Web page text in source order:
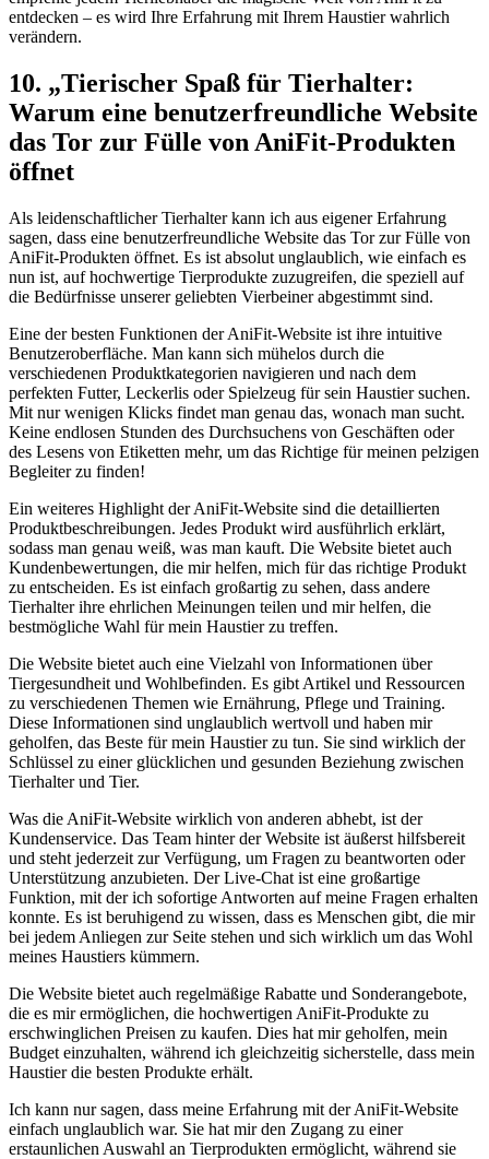
entdecken⁢ – es wird Ihre Erfahrung mit Ihrem Haustier wahrlich
verändern.
10.⁢ „Tierischer Spaß für ⁢Tierhalter:⁤
Warum⁢ eine​ benutzerfreundliche Website
das Tor⁢ zur Fülle von AniFit-Produkten
öffnet
Als leidenschaftlicher Tierhalter ⁣kann ich aus eigener Erfahrung⁤
sagen, dass eine‌ benutzerfreundliche Website das Tor zur Fülle von
AniFit-Produkten öffnet. Es ist absolut unglaublich, wie einfach es
nun ​ist, auf hochwertige Tierprodukte zuzugreifen, die speziell auf
⁤die Bedürfnisse unserer geliebten Vierbeiner abgestimmt sind.
Eine der besten Funktionen der AniFit-Website ist ihre intuitive
Benutzeroberfläche. Man kann sich mühelos ​durch die
verschiedenen‍ Produktkategorien navigieren und ⁤nach dem
perfekten Futter, Leckerlis oder ‌Spielzeug für sein Haustier suchen.⁣
Mit nur wenigen Klicks findet man genau das, wonach man sucht.
Keine endlosen Stunden des Durchsuchens von Geschäften ⁢oder
des Lesens von Etiketten mehr, um das Richtige für meinen ‌pelzigen⁤
Begleiter zu finden!
Ein weiteres Highlight der AniFit-Website sind die detaillierten⁢
Produktbeschreibungen. Jedes Produkt wird ausführlich erklärt,
sodass man genau ⁤weiß, was​ man kauft. Die Website⁢ bietet auch
Kundenbewertungen, die mir helfen, mich für das⁣ richtige Produkt
zu ‌entscheiden. Es ist einfach⁤ großartig‍ zu ​sehen, dass⁤ andere
Tierhalter ihre ehrlichen ‌Meinungen teilen und mir helfen, die
bestmögliche Wahl für⁣ mein Haustier ‌zu treffen. ⁢
Die ⁣Website bietet auch eine⁣ Vielzahl von Informationen über
Tiergesundheit und ‍Wohlbefinden. Es gibt Artikel und ‍Ressourcen
zu verschiedenen‌ Themen wie Ernährung, Pflege ⁤und Training.
Diese⁤ Informationen sind unglaublich wertvoll und haben mir
geholfen, das Beste für mein Haustier⁢ zu tun. Sie sind wirklich ⁣der
Schlüssel zu einer glücklichen und gesunden ⁤Beziehung zwischen
Tierhalter und Tier.
Was die AniFit-Website wirklich ‌von anderen abhebt, ist ‌der
Kundenservice. Das Team hinter der Website ist äußerst ‌hilfsbereit
⁤und ‍steht​ jederzeit zur Verfügung, um⁣ Fragen ‌zu beantworten⁤ oder
Unterstützung anzubieten. Der Live-Chat ist ​eine großartige
Funktion, mit der‍ ich sofortige Antworten auf meine Fragen erhalten
konnte. Es⁤ ist beruhigend zu wissen, dass⁤ es Menschen gibt, die mir⁤
bei jedem Anliegen ⁤zur Seite​ stehen und sich wirklich um das Wohl
meines Haustiers kümmern.
Die Website ​bietet⁢ auch regelmäßige Rabatte und Sonderangebote,
die ⁣es mir ermöglichen, die hochwertigen AniFit-Produkte zu
erschwinglichen ⁣Preisen zu kaufen. ⁤Dies hat mir‌ geholfen, mein
Budget einzuhalten, während ich gleichzeitig sicherstelle, dass mein
Haustier die besten Produkte erhält.
Ich kann nur sagen, dass ‌meine Erfahrung mit der AniFit-Website
einfach unglaublich war. Sie hat ⁣mir den ‌Zugang zu einer
erstaunlichen Auswahl an Tierprodukten ermöglicht, während sie